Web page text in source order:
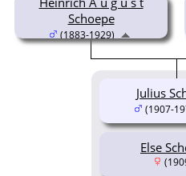
Schoepe
(1883-1929)
Else
Julius
(1907-